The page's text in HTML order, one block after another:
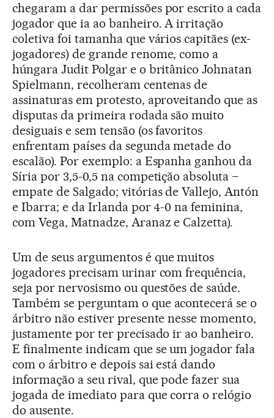
chegaram a dar permissões por escrito a cada
jogador que ia ao banheiro. A irritação
coletiva foi tamanha que vários capitães (ex-
jogadores) de grande renome, como a
húngara Judit Polgar e o britânico Johnatan
Spielmann, recolheram centenas de
assinaturas em protesto, aproveitando que as
disputas da primeira rodada são muito
desiguais e sem tensão (os favoritos
enfrentam países da segunda metade do
escalão). Por exemplo: a Espanha ganhou da
Síria por 3,5-0,5 na competição absoluta –
empate de Salgado; vitórias de Vallejo, Antón
e Ibarra; e da Irlanda por 4-0 na feminina,
com Vega, Matnadze, Aranaz e Calzetta).
Um de seus argumentos é que muitos
jogadores precisam urinar com frequência,
seja por nervosismo ou questões de saúde.
Também se perguntam o que acontecerá se o
árbitro não estiver presente nesse momento,
justamente por ter precisado ir ao banheiro.
E finalmente indicam que se um jogador fala
com o árbitro e depois sai está dando
informação a seu rival, que pode fazer sua
jogada de imediato para que corra o relógio
do ausente.